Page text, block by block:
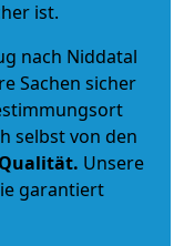
ist.
nach Niddatal
Sachen sicher
selbst von den
. Unsere
garantiert